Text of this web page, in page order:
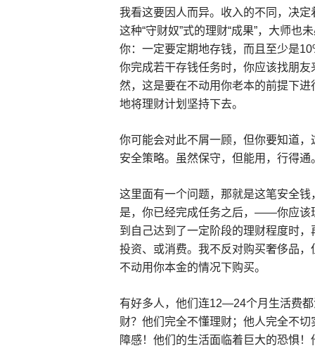
我看这要因人而异。收入的不同，决
这种“守财奴”式的理财“成果”，大师也
你：一定要定期地存钱，而且至少是
你完成若干存钱任务时，你应该找朋
然，这是要在不动用你老本的前提下
地将理财计划坚持下去。
你可能会对此不屑一顾，但你要知道
安全策略。虽然保守，但能用，行得通
这里面有一个问题，那就是这笔安全
是，你已经完成任务之后，——你应该
到自己达到了一定阶段的理财程度时
投资、或消费。我不反对购买奢侈品
不动用你本金的情况下购买。
有好多人，他们连12—24个月生活费
财？他们完全不懂理财；他人完全不
障感！他们的生活面临着巨大的恐惧